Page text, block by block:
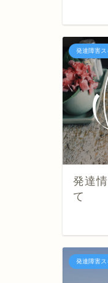
発達障害ス
発達
て
発達障害ス